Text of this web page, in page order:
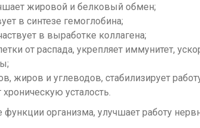
жировой и белковый обмен;
в синтезе гемоглобина;
в выработке коллагена;
от распада, укрепляет иммунитет,
жиров и углеводов, стабилизирует
усталость.
организма, улучшает работу